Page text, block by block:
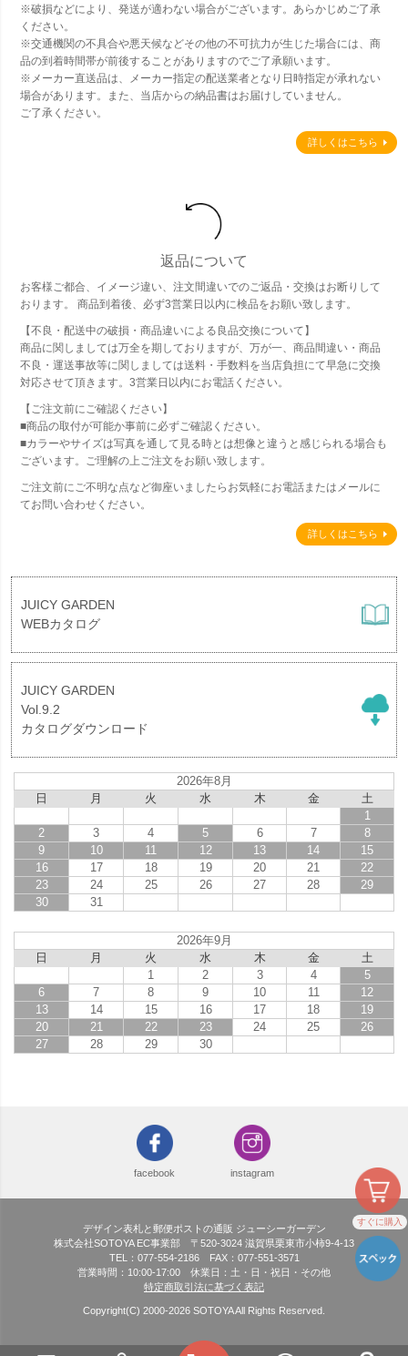
すぐに購入
※破損などにより、発送が適わない場合がございます。あらかじめご了承
ください。
※交通機関の不具合や悪天候などその他の不可抗力が生じた場合には、商
品の到着時間帯が前後することがありますのでご了承願います。
※メーカー直送品は、メーカー指定の配送業者となり日時指定が承れない
場合があります。また、当店からの納品書はお届けしていません。
ご了承ください。
詳しくはこちら
返品について
お客様ご都合、イメージ違い、注文間違いでのご返品・交換はお断りして
おります。 商品到着後、必ず3営業日以内に検品をお願い致します。
【不良・配送中の破損・商品違いによる良品交換について】
商品に関しましては万全を期しておりますが、万が一、商品間違い・商品
不良・運送事故等に関しましては送料・手数料を当店負担にて早急に交換
対応させて頂きます。3営業日以内にお電話ください。
【ご注文前にご確認ください】
■商品の取付が可能か事前に必ずご確認ください。
■カラーやサイズは写真を通して見る時とは想像と違うと感じられる場合も
ございます。ご理解の上ご注文をお願い致します。
ご注文前にご不明な点など御座いましたらお気軽にお電話またはメールに
てお問い合わせください。
詳しくはこちら
JUICY GARDEN
WEBカタログ
JUICY GARDEN
Vol.9.2
カタログダウンロード
2026年8月
日
月 火 水 木 金
土
1
2
3 4 5 6 7
8
9
10 11 12 13 14
15
16
17 18 19 20 21
22
23
24 25 26 27 28
29
30
31
2026年9月
日
月 火 水 木 金
土
1
2 3 4
5
6
7 8 9 10 11
12
13
14 15 16 17 18
19
20
21 22 23 24 25
26
27
28 29 30
facebook instagram
デザイン表札と郵便ポストの通販 ジューシーガーデン
株式会社SOTOYA EC事業部 〒520-3024 滋賀県栗東市小柿9-4-13
TEL：077-554-2186 FAX：077-551-3571
営業時間：10:00-17:00 休業日：土・日・祝日・その他
特定商取引法に基づく表記
Copyright(C) 2000-2026 SOTOYA All Rights Reserved.